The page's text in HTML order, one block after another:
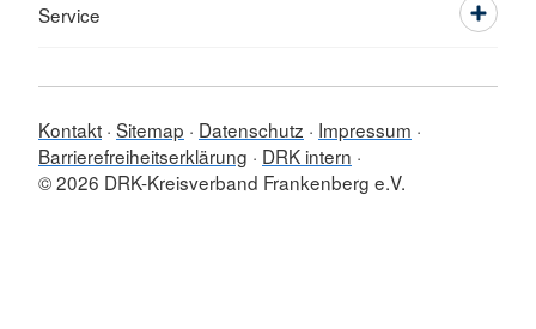
Service
Kontakt Sitemap Datenschutz
Impressum
Barrierefreiheitserklärung
DRK intern
© 2026 DRK-Kreisverband Frankenberg e.V.